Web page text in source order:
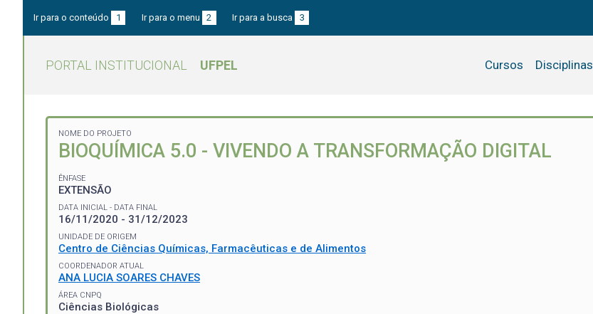
Ir para o conteúdo 1 Ir para o menu 2 Ir para a busca 3
PORTAL INSTITUCIONAL UFPEL Cursos Disciplinas
NOME DO PROJETO
BIOQUÍMICA 5.0 - VIVENDO A TRANSFORMAÇÃO DIGITAL
ÊNFASE
EXTENSÃO
DATA INICIAL - DATA FINAL
16/11/2020 - 31/12/2023
UNIDADE DE ORIGEM
Centro de Ciências Químicas, Farmacêuticas e de Alimentos
COORDENADOR ATUAL
ANA LUCIA SOARES CHAVES
ÁREA CNPQ
Ciências Biológicas